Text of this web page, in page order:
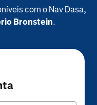
com o Nav Dasa,
Bronstein.